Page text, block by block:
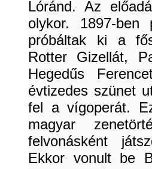
Lóránd. Az
olykor. 1897-ben
próbáltak ki a
Rotter Gizellát,
Hegedűs
évtizedes szünet
fel a vígoperát.
magyar
felvonásként
Ekkor vonult be